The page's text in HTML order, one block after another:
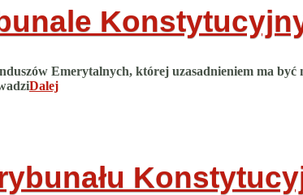
Emerytalnych, której uzasadnieniem ma być
Dalej